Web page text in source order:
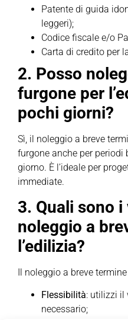
Patente di guida
leggeri);
Codice fiscale e/o
Carta di credito per
2. Posso
furgone per
pochi giorni?
Sì, il noleggio a breve
furgone anche per periodi
giorno. È l’ideale per
immediate.
3. Quali sono
noleggio a
l’edilizia?
Il noleggio a breve
Flessibilità: utilizzi il
necessario;